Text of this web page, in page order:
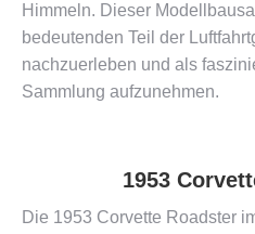
Himmeln. Dieser
bedeutenden Teil der
nachzuerleben und als
Sammlung aufzunehmen​​.
1953
Die 1953 Corvette Roadster